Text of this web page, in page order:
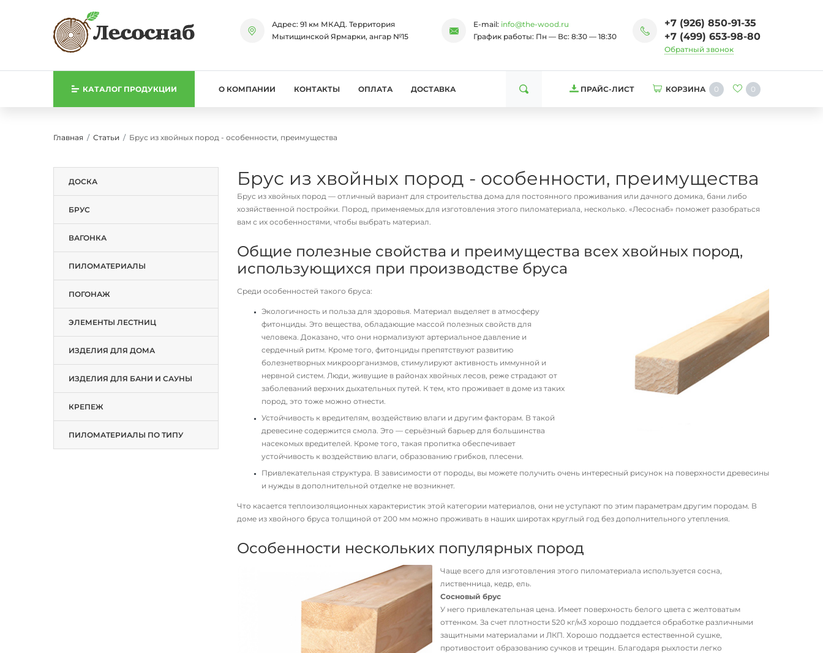
Адрес: 91 км МКАД. Территория
Мытищинской Ярмарки, ангар №15
E-mail: info@the-wood.ru
График работы: Пн — Вс: 8:30 — 18:30
+7 (926) 850-91-35
+7 (499) 653-98-80
Обратный звонок
КАТАЛОГ ПРОДУКЦИИ О КОМПАНИИ КОНТАКТЫ ОПЛАТА ДОСТАВКА ПРАЙС-ЛИСТ КОРЗИНА 0 0
Главная Статьи Брус из хвойных пород - особенности, преимущества
ДОСКА
БРУС
ВАГОНКА
ПИЛОМАТЕРИАЛЫ
ПОГОНАЖ
ЭЛЕМЕНТЫ ЛЕСТНИЦ
ИЗДЕЛИЯ ДЛЯ ДОМА
ИЗДЕЛИЯ ДЛЯ БАНИ И САУНЫ
КРЕПЕЖ
ПИЛОМАТЕРИАЛЫ ПО ТИПУ
Брус из хвойных пород - особенности, преимущества
Брус из хвойных пород — отличный вариант для строительства дома для постоянного проживания или дачного домика, бани либо
хозяйственной постройки. Пород, применяемых для изготовления этого пиломатериала, несколько. «Лесоснаб» поможет разобраться
вам с их особенностями, чтобы выбрать материал.
Общие полезные свойства и преимущества всех хвойных пород,
использующихся при производстве бруса
Среди особенностей такого бруса:
Экологичность и польза для здоровья. Материал выделяет в атмосферу
фитонциды. Это вещества, обладающие массой полезных свойств для
человека. Доказано, что они нормализуют артериальное давление и
сердечный ритм. Кроме того, фитонциды препятствуют развитию
болезнетворных микроорганизмов, стимулируют активность иммунной и
нервной систем. Люди, живущие в районах хвойных лесов, реже страдают от
заболеваний верхних дыхательных путей. К тем, кто проживает в доме из таких
пород, это тоже можно отнести.
Устойчивость к вредителям, воздействию влаги и другим факторам. В такой
древесине содержится смола. Это — серьёзный барьер для большинства
насекомых вредителей. Кроме того, такая пропитка обеспечивает
устойчивость к воздействию влаги, образованию грибков, плесени.
Привлекательная структура. В зависимости от породы, вы можете получить очень интересный рисунок на поверхности древесины
и нужды в дополнительной отделке не возникнет.
Что касается теплоизоляционных характеристик этой категории материалов, они не уступают по этим параметрам другим породам. В
доме из хвойного бруса толщиной от 200 мм можно проживать в наших широтах круглый год без дополнительного утепления.
Особенности нескольких популярных пород
Чаще всего для изготовления этого пиломатериала используется сосна,
лиственница, кедр, ель.
Сосновый брус
У него привлекательная цена. Имеет поверхность белого цвета с желтоватым
оттенком. За счет плотности 520 кг/м3 хорошо поддается обработке различными
защитными материалами и ЛКП. Хорошо поддается естественной сушке,
противостоит образованию сучков и трещин. Благодаря рыхлости легко